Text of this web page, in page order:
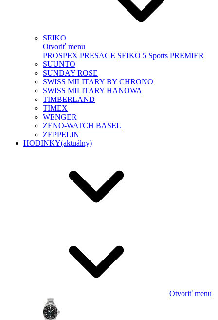
SEIKO
Otvoriť menu
PROSPEX PRESAGE SEIKO 5 Sports PREMIER
SUUNTO
SUNDAY ROSE
SWISS MILITARY BY CHRONO
SWISS MILITARY HANOWA
TIMBERLAND
TIMEX
WENGER
ZENO-WATCH BASEL
ZEPPELIN
HODINKY(aktuálny)
Otvoriť menu